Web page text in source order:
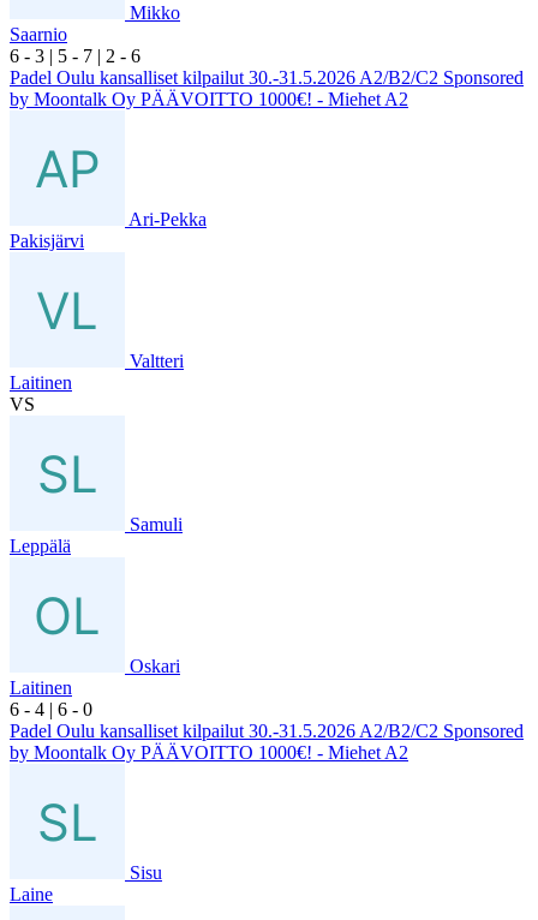
Mikko
Saarnio
6 - 3 | 5 - 7 | 2 - 6
Padel Oulu kansalliset kilpailut 30.-31.5.2026 A2/B2/C2 Sponsored
by Moontalk Oy PÄÄVOITTO 1000€! - Miehet A2
Ari-Pekka
Pakisjärvi
Valtteri
Laitinen
VS
Samuli
Leppälä
Oskari
Laitinen
6 - 4 | 6 - 0
Padel Oulu kansalliset kilpailut 30.-31.5.2026 A2/B2/C2 Sponsored
by Moontalk Oy PÄÄVOITTO 1000€! - Miehet A2
Sisu
Laine